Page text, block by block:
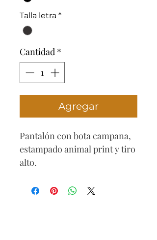
Talla letra *
Cantidad *
Agregar
Pantalón con bota campana,
estampado animal print y tiro
alto.
Composición